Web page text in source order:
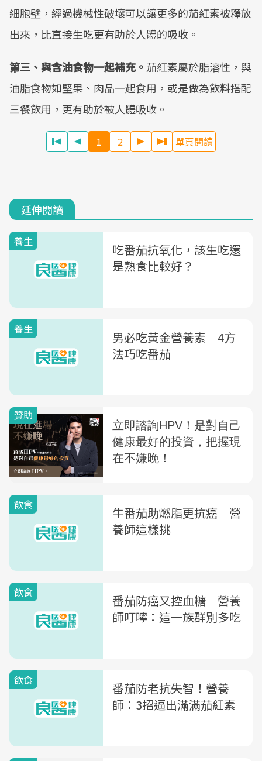
細胞壁，經過機械性破壞可以讓更多的茄紅素被釋放
出來，比直接生吃更有助於人體的吸收。
第三、與含油食物一起補充。 茄紅素屬於脂溶性，與
油脂食物如堅果、肉品一起食用，或是做為飲料搭配
三餐飲用，更有助於被人體吸收。
1 2 單頁閱讀
延伸閱讀
養生
吃番茄抗氧化，該生吃還
是熟食比較好？
養生
男必吃黃金營養素 4方
法巧吃番茄
飲食
牛番茄助燃脂更抗癌 營
養師這樣挑
飲食
番茄防癌又控血糖 營養
師叮嚀：這一族群別多吃
飲食
番茄防老抗失智！營養
師：3招逼出滿滿茄紅素